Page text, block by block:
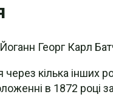
Георг Карл
кілька інших
в 1872 році